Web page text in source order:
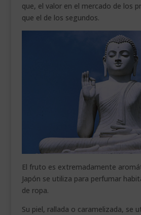
que, el valor en el mercado de los
que el de los segundos.
El fruto es extremadamente
Japón se utiliza para perfumar
de ropa.
Su piel, rallada o caramelizada, se